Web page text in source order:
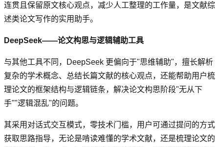
连贯且保留原文核心观点，减少人工整理的工作量，是文献综
述类论文写作的实用助手。
DeepSeek——论文构思与逻辑辅助工具
与其他工具不同，DeepSeek 更偏向于"思维辅助"，擅长解析
复杂的学术概念、总结长篇文献的核心观点，还能帮助用户梳
理论文的框架结构与逻辑链条，解决论文构思阶段"无从下
手""逻辑混乱"的问题。
其采用对话式交互模式，零技术门槛，用户可通过提问的方式
获取思路指导，无论是啃读难懂的学术文献，还是梳理论文的